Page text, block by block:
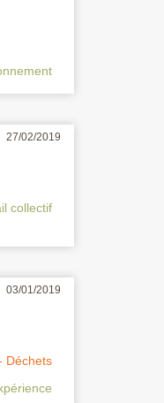
27/02/2019
collectif
03/01/2019
Déchets